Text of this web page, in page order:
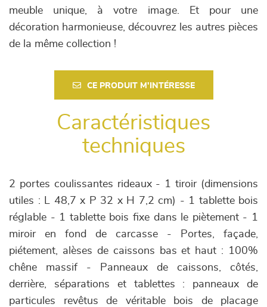
meuble unique, à votre image. Et pour une
décoration harmonieuse, découvrez les autres pièces
de la même collection !
CE PRODUIT M'INTÉRESSE
Caractéristiques
techniques
2 portes coulissantes rideaux - 1 tiroir (dimensions
utiles : L 48,7 x P 32 x H 7,2 cm) - 1 tablette bois
réglable - 1 tablette bois fixe dans le piètement - 1
miroir en fond de carcasse - Portes, façade,
piétement, alèses de caissons bas et haut : 100%
chêne massif - Panneaux de caissons, côtés,
derrière, séparations et tablettes : panneaux de
particules revêtus de véritable bois de placage